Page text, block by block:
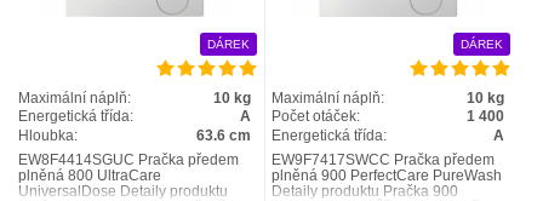
SensiCare
DÁREK
Maximální náplň:
10 kg
Energetická třída:
A
Hloubka:
63.6 cm
EW8F4414SGUC Pračka předem
plněná 800 UltraCare
UniversalDose Detaily produktu
DÁREK
Maximální náplň:
10 kg
Počet otáček:
1 400
Energetická třída:
A
EW9F7417SWCC Pračka předem
plněná 900 PerfectCare PureWash
Detaily produktu Pračka 900